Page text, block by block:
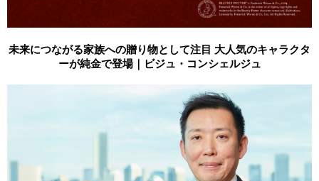
未来につながる家族への贈り物として注目 大人気のキャラクタ
ーが純金で登場｜ビジュ・コンシェルジュ